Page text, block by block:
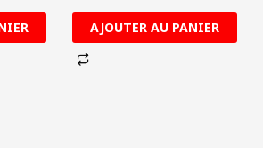
AJOUTER AU PANIER